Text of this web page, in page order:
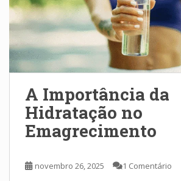
A Importância da
Hidratação no
Emagrecimento
novembro 26, 2025 1 Comentário